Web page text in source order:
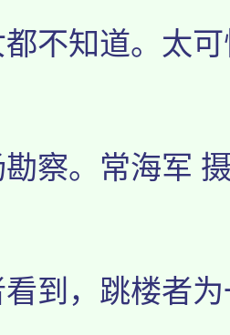
不知道。太可
察。常海军
，跳楼者为